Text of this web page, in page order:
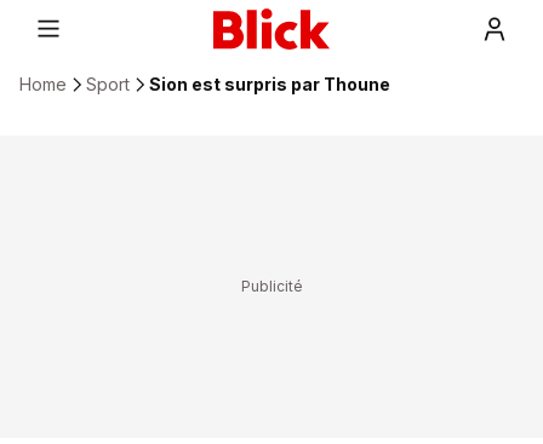
Home Sport Sion est surpris par Thoune